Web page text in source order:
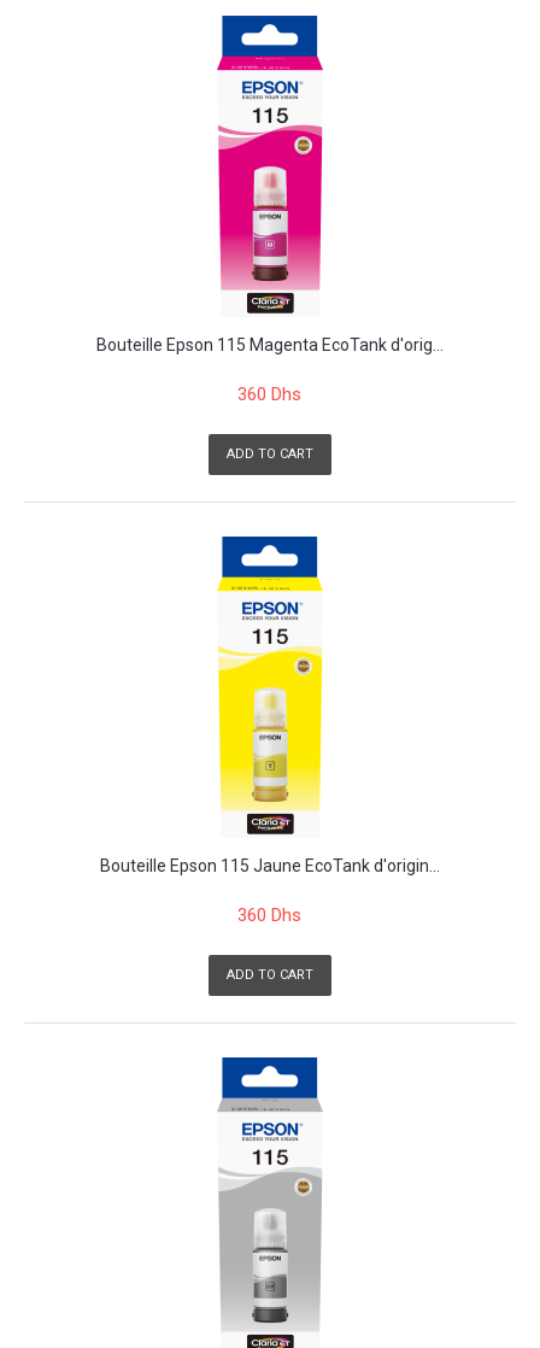
Bouteille Epson 115 Magenta EcoTank d'orig...
360 Dhs
ADD TO CART
Bouteille Epson 115 Jaune EcoTank d'origin...
360 Dhs
ADD TO CART